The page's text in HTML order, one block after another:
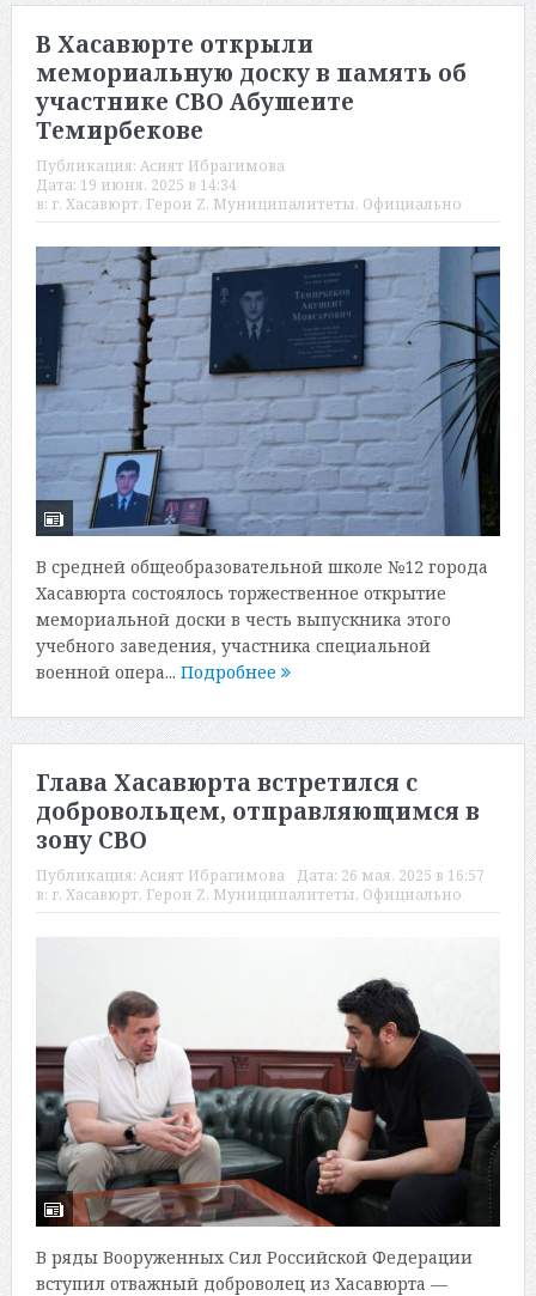
В Хасавюрте открыли
мемориальную доску в память об
участнике СВО Абушеите
Темирбекове
Публикация: Асият Ибрагимова
Дата: 19 июня, 2025 в 14:34
в: г. Хасавюрт, Герои Z, Муниципалитеты, Официально
В средней общеобразовательной школе №12 города
Хасавюрта состоялось торжественное открытие
мемориальной доски в честь выпускника этого
учебного заведения, участника специальной
военной опера... Подробнее
Глава Хасавюрта встретился с
добровольцем, отправляющимся в
зону СВО
Публикация: Асият Ибрагимова Дата: 26 мая, 2025 в 16:57
в: г. Хасавюрт, Герои Z, Муниципалитеты, Официально
В ряды Вооруженных Сил Российской Федерации
вступил отважный доброволец из Хасавюрта —